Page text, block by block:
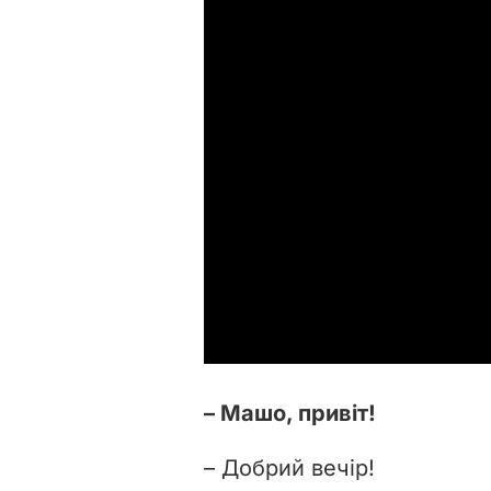
– Машо, привіт!
– Добрий вечір!